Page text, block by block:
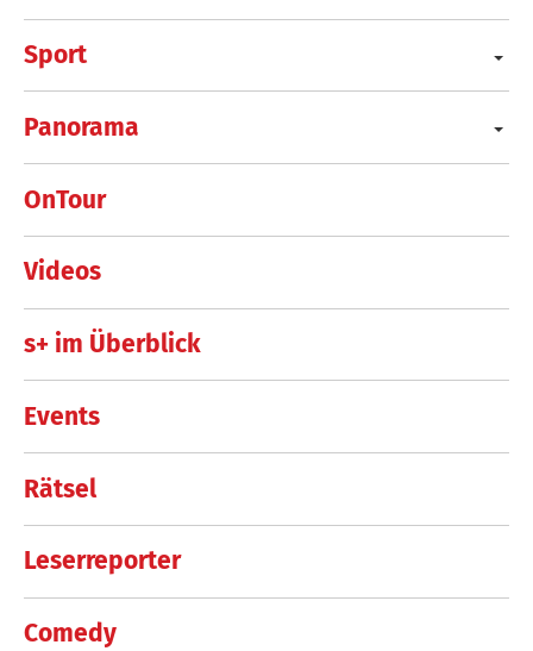
Sport
Panorama
OnTour
Videos
s+ im Überblick
Events
Rätsel
Leserreporter
Comedy